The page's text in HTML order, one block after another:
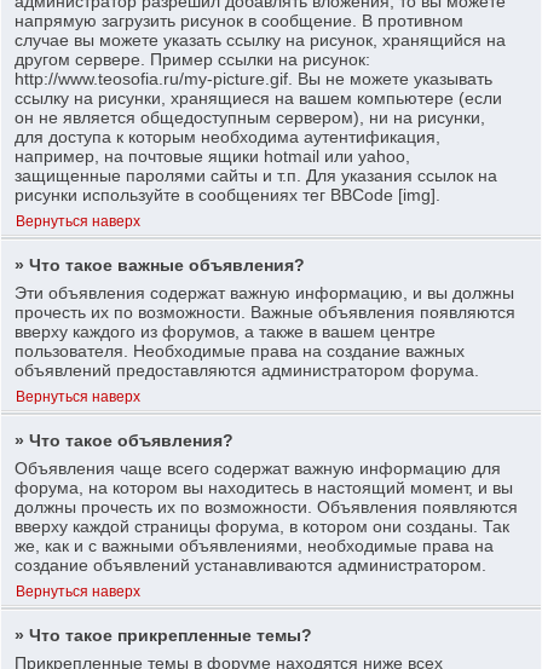
напрямую загрузить рисунок в сообщение. В противном
случае вы можете указать ссылку на рисунок, хранящийся на
другом сервере. Пример ссылки на рисунок:
http://www.teosofia.ru/my-picture.gif. Вы не можете указывать
ссылку на рисунки, хранящиеся на вашем компьютере (если
он не является общедоступным сервером), ни на рисунки,
для доступа к которым необходима аутентификация,
например, на почтовые ящики hotmail или yahoo,
защищенные паролями сайты и т.п. Для указания ссылок на
рисунки используйте в сообщениях тег BBCode [img].
Вернуться наверх
» Что такое важные объявления?
Эти объявления содержат важную информацию, и вы должны
прочесть их по возможности. Важные объявления появляются
вверху каждого из форумов, а также в вашем центре
пользователя. Необходимые права на создание важных
объявлений предоставляются администратором форума.
Вернуться наверх
» Что такое объявления?
Объявления чаще всего содержат важную информацию для
форума, на котором вы находитесь в настоящий момент, и вы
должны прочесть их по возможности. Объявления появляются
вверху каждой страницы форума, в котором они созданы. Так
же, как и с важными объявлениями, необходимые права на
создание объявлений устанавливаются администратором.
Вернуться наверх
» Что такое прикрепленные темы?
Прикрепленные темы в форуме находятся ниже всех